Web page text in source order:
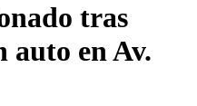
tras
auto en Av.